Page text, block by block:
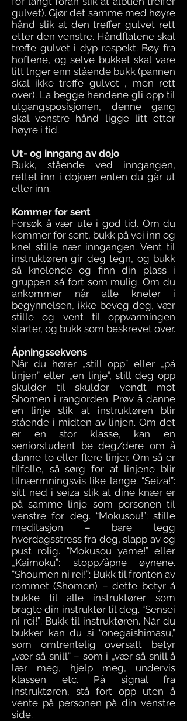
gulvet). Gjør det samme med høyre
hånd slik at den treffer gulvet rett
etter den venstre. Håndflatene skal
treffe gulvet i dyp respekt. Bøy fra
hoftene, og selve bukket skal vare
litt lnger enn stående bukk (pannen
skal ikke treffe gulvet , men rett
over). La begge hendene gli opp til
utgangsposisjonen, denne gang
skal venstre hånd ligge litt etter
høyre i tid.
Ut- og inngang av dojo
Bukk, stående ved inngangen,
rettet inn i dojoen enten du går ut
eller inn.
Kommer for sent
Forsøk å vær ute i god tid. Om du
kommer for sent, bukk på vei inn og
knel stille nær inngangen. Vent til
instruktøren gir deg tegn, og bukk
så knelende og finn din plass i
gruppen så fort som mulig. Om du
ankommer når alle kneler i
begynnelsen, ikke beveg deg, vær
stille og vent til oppvarmingen
starter, og bukk som beskrevet over.
Åpningssekvens
Når du hører „still opp” eller „på
linjen” eller „en linje”, still deg opp
skulder til skulder vendt mot
Shomen i rangorden. Prøv å danne
en linje slik at instruktøren blir
stående i midten av linjen. Om det
er en stor klasse, kan en
seniorstudent be deg/dere om å
danne to eller flere linjer. Om så er
tilfelle, så sørg for at linjene blir
tilnærmningsvis like lange. “Seiza!”:
sitt ned i seiza slik at dine knær er
på samme linje som personen til
venstre for deg. “Mokusou!”: stille
meditasjon – bare legg
hverdagsstress fra deg, slapp av og
pust rolig. “Mokusou yame!” eller
„Kaimoku”: stopp/åpne øynene.
“Shoumen ni rei!”: Bukk til fronten av
rommet (Shomen) – dette betyr å
bukke til alle instruktører som
bragte din instruktør til deg. “Sensei
ni rei!”: Bukk til instruktøren. Når du
bukker kan du si “onegaishimasu,”
som omtrentelig oversatt betyr
„vær så snill” – som i „vær så snill å
lær meg, hjelp meg, undervis
klassen etc. På signal fra
instruktøren, stå fort opp uten å
vente på personen på din venstre
side.